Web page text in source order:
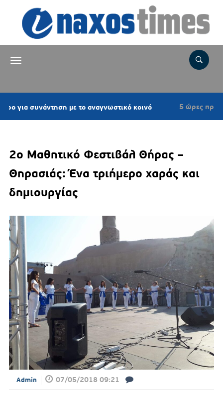
με το αναγνωστικό κοινό 5 ώρες πριν
2ο Μαθητικό Φεστιβάλ Θήρας –
Θηρασιάς: Ένα τριήμερο χαράς και
δημιουργίας
Admin 07/05/2018 09:21